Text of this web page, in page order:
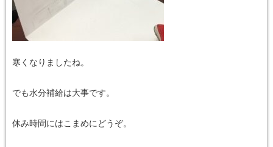
寒くなりましたね。
でも水分補給は大事です。
休み時間にはこまめにどうぞ。